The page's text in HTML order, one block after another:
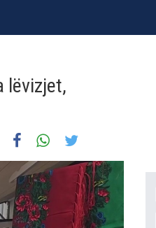
lëvizjet,